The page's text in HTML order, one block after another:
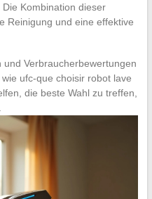
Kombination dieser
Reinigung und eine effektive
Verbraucherbewertungen
ufc-que choisir robot lave
die beste Wahl zu treffen,